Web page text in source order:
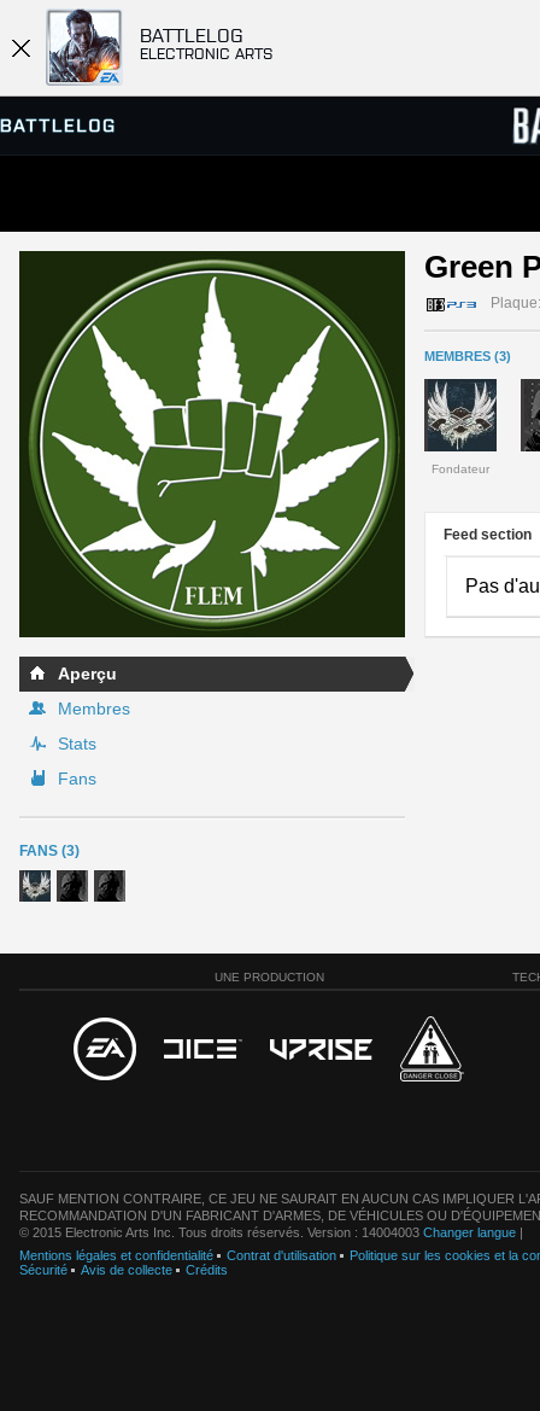
BATTLELOG
ELECTRONIC ARTS
SERVEURS
PARTIES
Aperçu
Membres
Stats
Fans
FANS (3)
Green
Plaque:
MEMBRES (3)
Fondateur
Feed section
Pas
UNE PRODUCTION
SAUF MENTION CONTRAIRE, CE JEU NE SAURAIT EN AUCUN CAS IMPLIQUER
RECOMMANDATION D'UN FABRICANT D'ARMES, DE VÉHICULES OU
© 2015 Electronic Arts Inc. Tous droits réservés. Version : 14004003 Changer langue |
Mentions légales et confidentialité
Contrat d'utilisation
Politique sur les cookies et la
Sécurité
Avis de collecte Crédits